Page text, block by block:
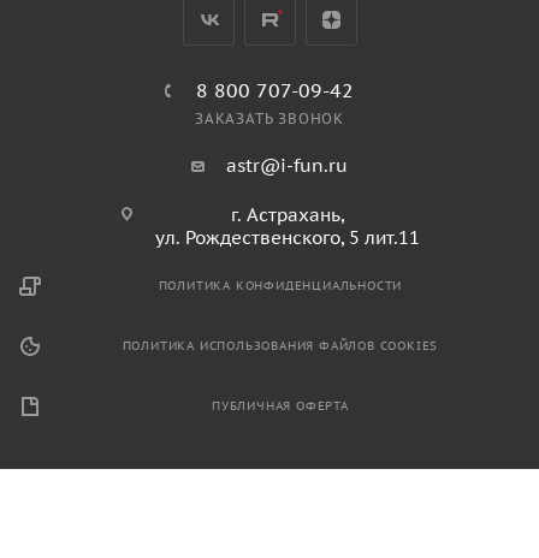
8 800 707-09-42
ЗАКАЗАТЬ ЗВОНОК
astr@i-fun.ru
г. Астрахань,
ул. Рождественского, 5 лит.11
ПОЛИТИКА КОНФИДЕНЦИАЛЬНОСТИ
ПОЛИТИКА ИСПОЛЬЗОВАНИЯ ФАЙЛОВ COOKIES
ПУБЛИЧНАЯ ОФЕРТА